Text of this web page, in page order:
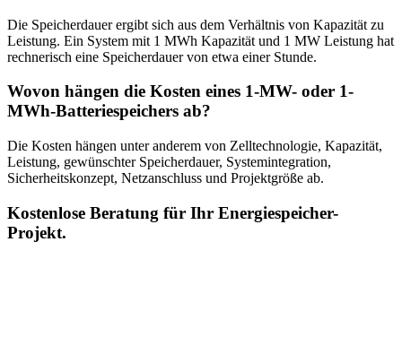
Die Speicherdauer ergibt sich aus dem Verhältnis von Kapazität zu
Leistung. Ein System mit 1 MWh Kapazität und 1 MW Leistung hat
rechnerisch eine Speicherdauer von etwa einer Stunde.
Wovon hängen die Kosten eines 1-MW- oder 1-
MWh-Batteriespeichers ab?
Die Kosten hängen unter anderem von Zelltechnologie, Kapazität,
Leistung, gewünschter Speicherdauer, Systemintegration,
Sicherheitskonzept, Netzanschluss und Projektgröße ab.
Kostenlose Beratung für Ihr Energiespeicher-
Projekt.